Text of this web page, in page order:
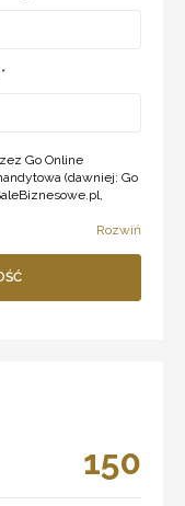
Go Online
(dawniej: Go
Rozwiń
150